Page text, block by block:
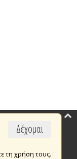
Δέχομαι
τη χρήση τους.